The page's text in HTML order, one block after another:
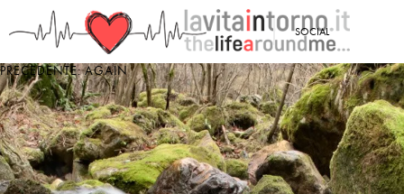
SOCIAL
PRECEDENTE: AGAIN